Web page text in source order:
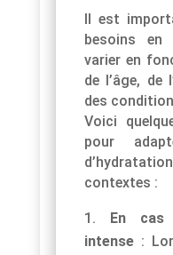
Il est
besoins en
varier en
de l’âge, de
des
Voici
pour
contextes :
En cas
intense: